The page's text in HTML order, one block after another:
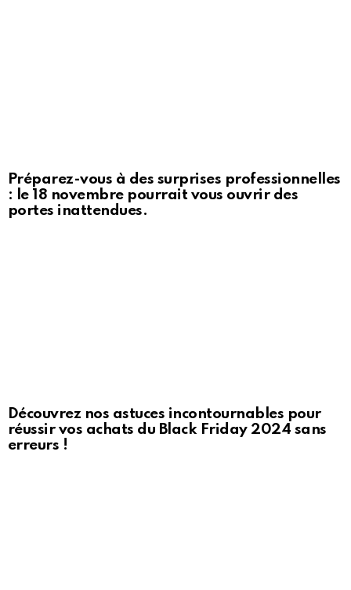
Préparez-vous à des surprises professionnelles
: le 18 novembre pourrait vous ouvrir des
portes inattendues.
Découvrez nos astuces incontournables pour
réussir vos achats du Black Friday 2024 sans
erreurs !